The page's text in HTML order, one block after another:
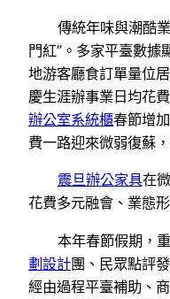
傳統年味與潮酷
門紅”。多家平臺數據
地游客廳食訂單量位
慶生涯辦事業日均花
辦公室系統櫃春節增
費一路迎來微弱復蘇
震旦辦公家具在
花費多元融會、業態
本年春節假期，
劃設計團、民眾點評
經由過程平臺補助、